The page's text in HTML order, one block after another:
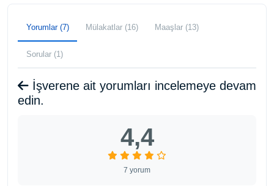
Yorumlar (7) Mülakatlar (16) Maaşlar (13)
Sorular (1)
İşverene ait yorumları incelemeye devam
edin.
4,4
7 yorum